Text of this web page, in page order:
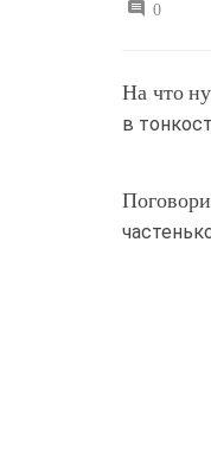
0
На что
в